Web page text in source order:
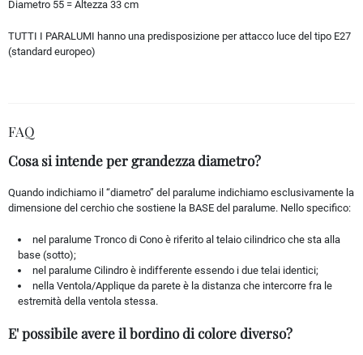
Diametro 55 = Altezza 33 cm
TUTTI I PARALUMI hanno una predisposizione per attacco luce del tipo E27
(standard europeo)
FAQ
Cosa si intende per grandezza diametro?
Quando indichiamo il “diametro” del paralume indichiamo esclusivamente la
dimensione del cerchio che sostiene la BASE del paralume. Nello specifico:
nel paralume Tronco di Cono è riferito al telaio cilindrico che sta alla
base (sotto);
nel paralume Cilindro è indifferente essendo i due telai identici;
nella Ventola/Applique da parete è la distanza che intercorre fra le
estremità della ventola stessa.
E' possibile avere il bordino di colore diverso?